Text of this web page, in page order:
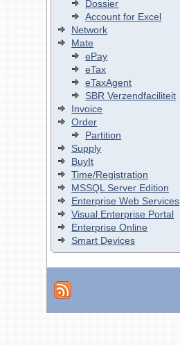
Dossier
Account for Excel
Network
Mate
ePay
eTax
eTaxAgent
SBR Verzendfaciliteit
Invoice
Order
Partition
Supply
BuyIt
Time/Registration
MSSQL Server Edition
Enterprise Web Services
Visual Enterprise Portal
Enterprise Online
Smart Devices